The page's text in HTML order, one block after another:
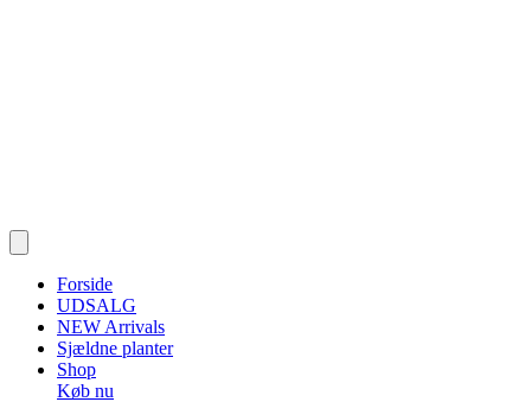
Forside
UDSALG
NEW Arrivals
Sjældne planter
Shop
Køb nu